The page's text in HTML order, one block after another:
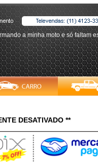
a minha moto e só faltam
DESATIVADO **